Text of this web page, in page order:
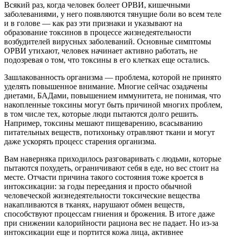
Всякий раз, когда человек болеет ОРВИ, кишечными
заболеваниями, у него появляются тянущие боли во всем теле
и в голове — как раз эти признаки и указывают на
образование токсинов в процессе жизнедеятельности
возбудителей вирусных заболеваний. Основные симптомы
ОРВИ утихают, человек начинает активно работать, не
подозревая о том, что токсины в его клетках еще остались.
Зашлакованность организма — проблема, которой не принято
уделять повышенное внимание. Многие сейчас озадачены
диетами, БАДами, повышением иммунитета, не понимая, что
накопленные токсины могут быть причиной многих проблем,
в том числе тех, которые люди пытаются долго решить.
Например, токсины мешают пищеварению, всасыванию
питательных веществ, потихоньку отравляют ткани и могут
даже ускорять процесс старения организма.
Вам наверняка приходилось разговаривать с людьми, которые
пытаются похудеть, ограничивают себя в еде, но вес стоит на
месте. Отчасти причина такого состояния тоже кроется в
интоксикации: за годы переедания и просто обычной
человеческой жизнедеятельности токсические вещества
накапливаются в тканях, нарушают обмен веществ,
способствуют процессам гниения и брожения. В итоге даже
при снижении калорийности рациона вес не падает. Но из-за
интоксикации еще и портится кожа лица, активнее